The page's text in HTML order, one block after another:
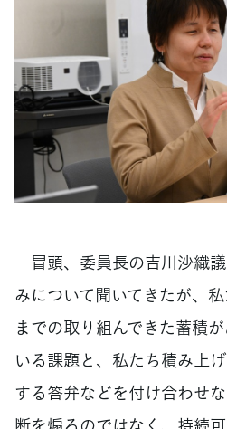
冒頭、委員長の吉川沙織
みについて聞いてきたが、
までの取り組んできた蓄積
いる課題と、私たち積み上
する答弁などを付け合わせ